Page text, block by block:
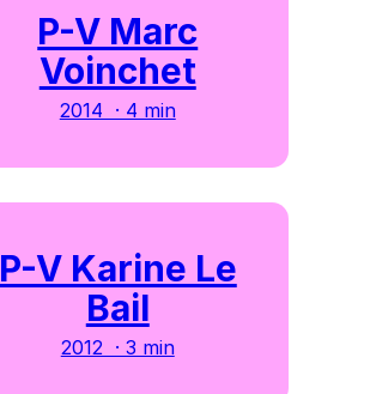
P-V Marc
Voinchet
2014 · 4 min
P-V Karine Le
Bail
2012 · 3 min